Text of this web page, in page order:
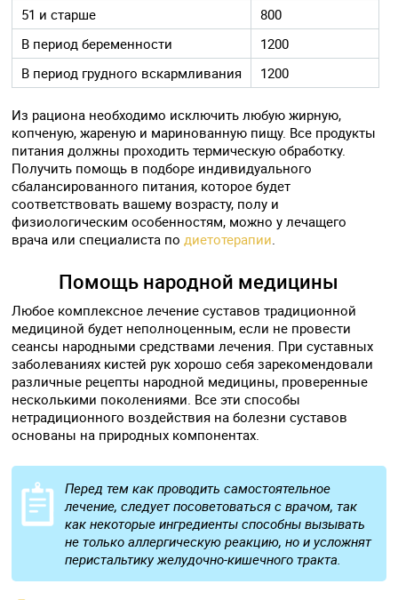
51 и старше
800
В период беременности
1200
В период грудного вскармливания
1200
Из рациона необходимо исключить любую жирную,
копченую, жареную и маринованную пищу. Все продукты
питания должны проходить термическую обработку.
Получить помощь в подборе индивидуального
сбалансированного питания, которое будет
соответствовать вашему возрасту, полу и
физиологическим особенностям, можно у лечащего
врача или специалиста по диетотерапии
Помощь народной медицины
Любое комплексное лечение суставов традиционной
медициной будет неполноценным, если не провести
сеансы народными средствами лечения. При суставных
заболеваниях кистей рук хорошо себя зарекомендовали
различные рецепты народной медицины, проверенные
несколькими поколениями. Все эти способы
нетрадиционного воздействия на болезни суставов
основаны на природных компонентах.
Перед тем как проводить самостоятельное
лечение, следует посоветоваться с врачом, так
как некоторые ингредиенты способны вызывать
не только аллергическую реакцию, но и усложнят
перистальтику желудочно-кишечного тракта.